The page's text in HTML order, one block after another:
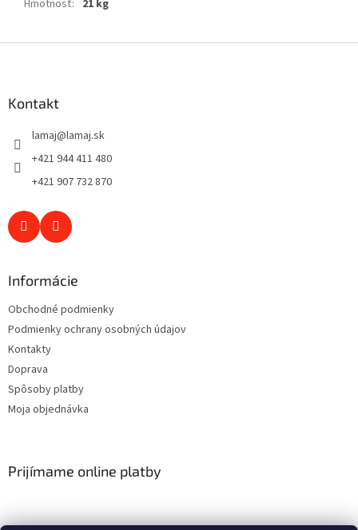
Hmotnosť: 21 kg
Kontakt
lamaj@lamaj.sk
+421 944 411 480
+421 907 732 870
Informácie
Obchodné podmienky
Podmienky ochrany osobných údajov
Kontakty
Doprava
Spôsoby platby
Moja objednávka
Prijímame online platby